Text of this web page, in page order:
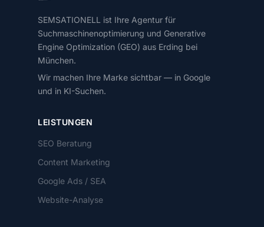
SEMSATIONELL ist Ihre Agentur für
Suchmaschinenoptimierung und Generative
Engine Optimization (GEO) aus Erding bei
München.
Wir machen Ihre Marke sichtbar — in Google
und in KI-Suchen.
LEISTUNGEN
SEO Beratung
Content Marketing
Google Ads / SEA
Website-Analyse